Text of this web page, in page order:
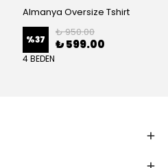
Almanya Oversize Tshirt
%37
₺ 950.00
₺ 599.00
4 BEDEN